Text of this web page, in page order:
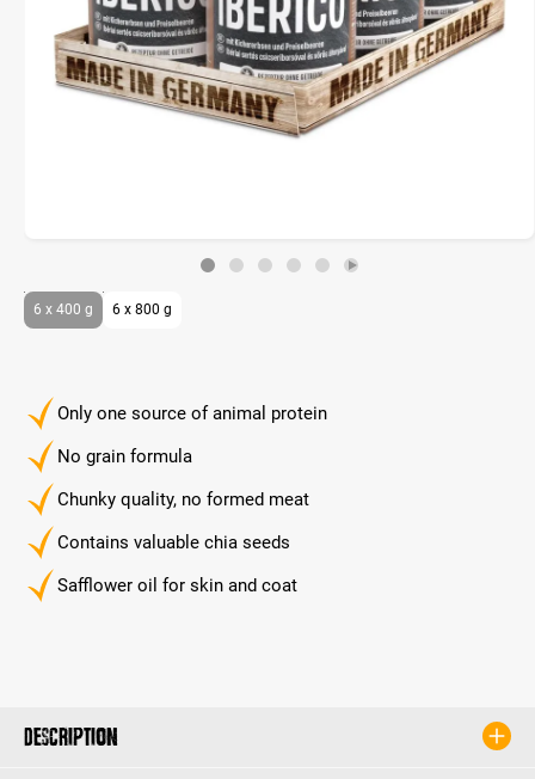
Only one source of animal protein
No grain formula
Chunky quality, no formed meat
Contains valuable chia seeds
Safflower oil for skin and coat
6 x 400 g 6 x 800 g
Description